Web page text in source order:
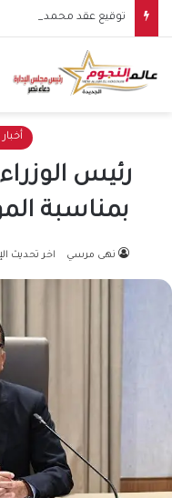
رئيس
بمناسبة
نهى مرسي اخر تحديث الإثنين, 25 أغسطس